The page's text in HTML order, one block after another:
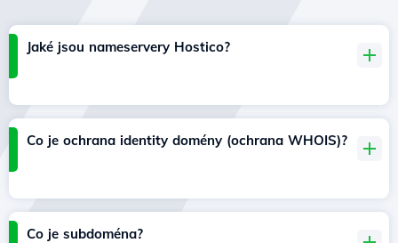
Jaké jsou nameservery Hostico?
Co je ochrana identity domény (ochrana WHOIS)?
Co je subdoména?